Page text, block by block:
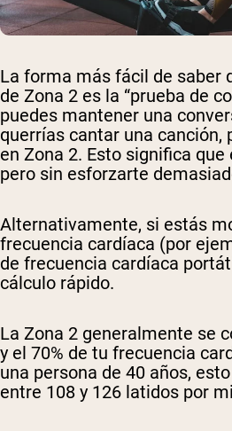
La forma más fácil de saber
de Zona 2 es la “prueba de
puedes mantener una
querrías cantar una
en Zona 2. Esto significa
pero sin esforzarte
Alternativamente, si estás
frecuencia cardíaca (por
de frecuencia cardíaca
cálculo rápido.
La Zona 2 generalmente se
y el 70% de tu frecuencia
una persona de 40 años,
entre 108 y 126 latidos por